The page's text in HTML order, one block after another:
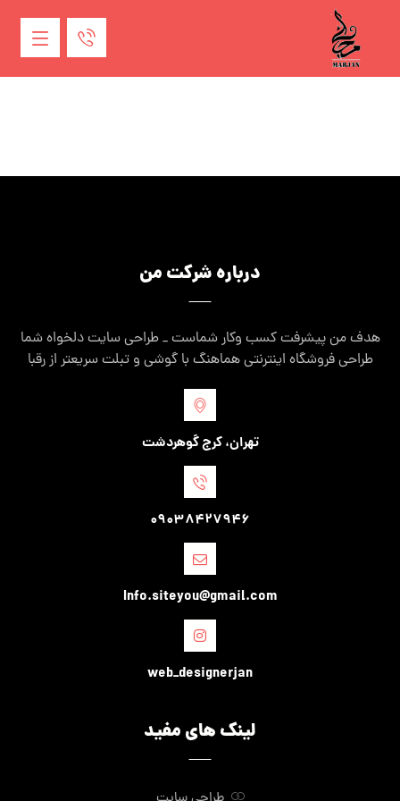
درباره شرکت من
هدف من پیشرفت کسب وکار شماست _ طراحی سایت دلخواه شما
طراحی فروشگاه اینترنتی هماهنگ با گوشی و تبلت سریعتر از رقبا
تهران، کرج گوهردشت
09038427946
Info.siteyou@gmail.com
web_designerjan
لینک های مفید